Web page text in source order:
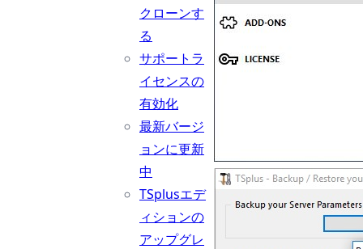
クローンす
る
サポートラ
イセンスの
有効化
最新バージ
ョンに更新
中
TSplusエデ
ィションの
アップグレ